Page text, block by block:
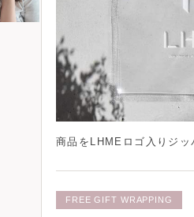
商品を LHMEロゴ入りジ
FREE GIFT WRAPPING